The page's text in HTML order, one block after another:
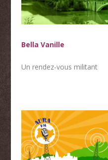
Bella Vanille
Un rendez-vous militant